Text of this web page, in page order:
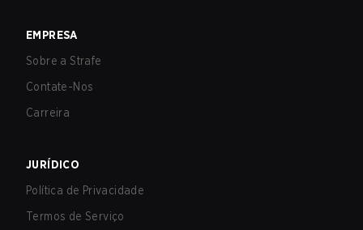
EMPRESA
Sobre a Strafe
Contate-Nos
Carreira
JURÍDICO
Política de Privacidade
Termos de Serviço